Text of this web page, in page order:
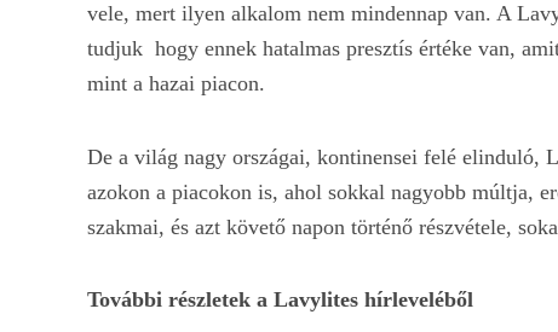
vele, mert ilyen alkalom nem mindennap van. A
tudjuk hogy ennek hatalmas presztís értéke van,
mint a hazai piacon.
De a világ nagy országai, kontinensei felé elinduló,
azokon a piacokon is, ahol sokkal nagyobb múltja,
szakmai, és azt követő napon történő részvétele,
További részletek a Lavylites hírleveléből